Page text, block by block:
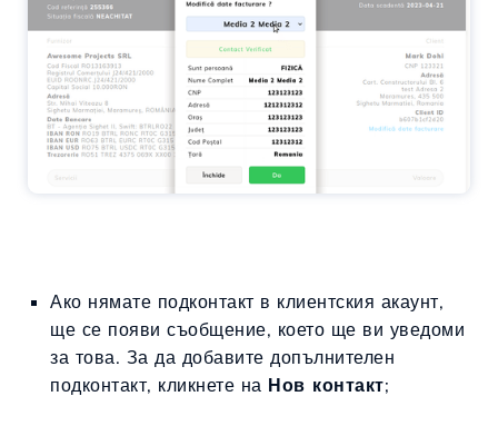
Ако нямате подконтакт в клиентския акаунт,
ще се появи съобщение, което ще ви уведоми
за това. За да добавите допълнителен
подконтакт, кликнете на Нов контакт;